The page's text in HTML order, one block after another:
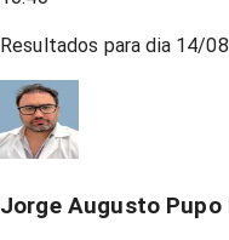
Resultados para dia 14/08
Jorge Augusto Pupo